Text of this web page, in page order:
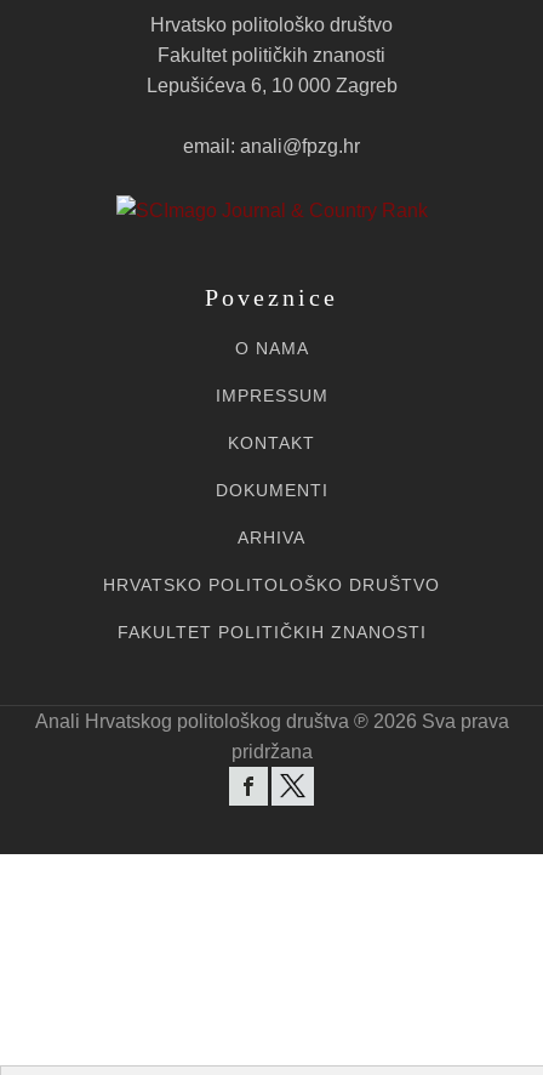
Hrvatsko politološko društvo
Fakultet političkih znanosti
Lepušićeva 6, 10 000 Zagreb
email: anali@fpzg.hr
Poveznice
O NAMA
IMPRESSUM
KONTAKT
DOKUMENTI
ARHIVA
HRVATSKO POLITOLOŠKO DRUŠTVO
FAKULTET POLITIČKIH ZNANOSTI
Anali Hrvatskog politološkog društva ℗ 2026 Sva prava
pridržana